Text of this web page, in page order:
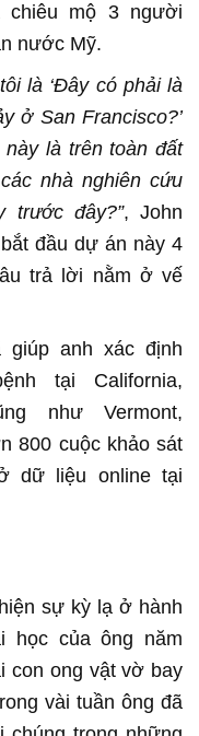
chiêu mộ 3 người
nước Mỹ.
là ‘Đây có phải là
ở San Francisco?’
là trên toàn đất
nhà nghiên cứu
trước đây?”, John
đầu dự án này 4
trả lời nằm ở vế
giúp anh xác định
tại California,
như Vermont,
800 cuộc khảo sát
dữ liệu online tại
sự kỳ lạ ở hành
học của ông năm
con ong vật vờ bay
vài tuần ông đã